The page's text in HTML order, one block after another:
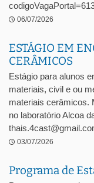
06/07/2026
ESTÁGIO EM
CERÂMICOS
Estágio para alunos
materiais, civil e ou
materiais cerâmicos.
no laboratório Alcoa
03/07/2026
Programa de